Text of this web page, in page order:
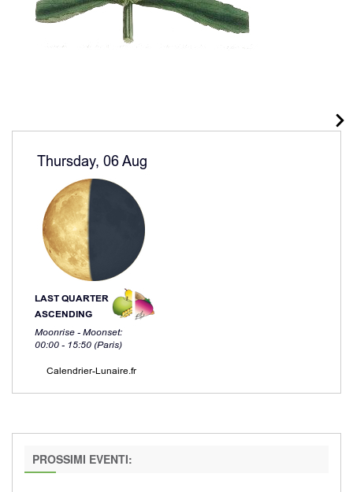
PROSSIMI EVENTI: